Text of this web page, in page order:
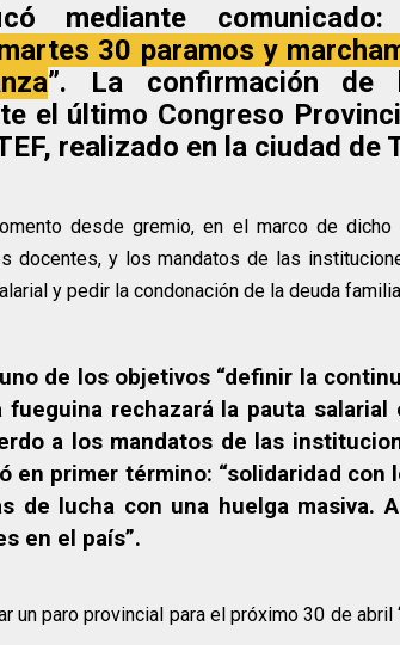
mediante
30 paramos y
”. La confirmación de
el último Congreso
realizado en la ciudad de
desde gremio, en el marco de
docentes, y los mandatos de las
y pedir la condonación de la deuda
de los objetivos “definir la
fueguina rechazará la pauta salarial
a los mandatos de las
en primer término: “solidaridad con
de lucha con una huelga masiva.
en el país”.
un paro provincial para el próximo 30 de abril